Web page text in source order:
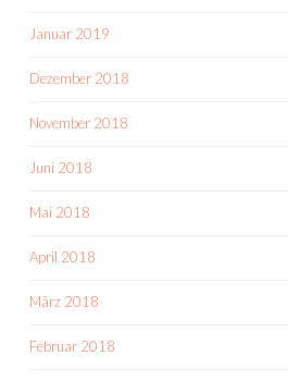
Januar 2019
Dezember 2018
November 2018
Juni 2018
Mai 2018
April 2018
März 2018
Februar 2018